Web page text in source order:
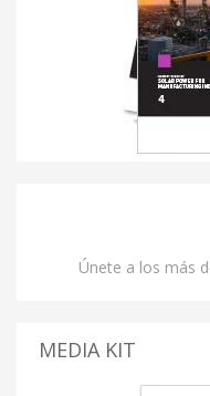
Únete a los más
MEDIA KIT